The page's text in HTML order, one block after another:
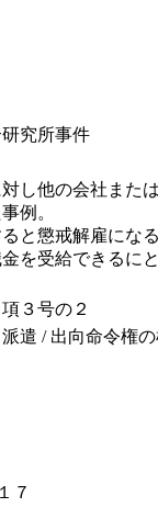
究所事件
し他の会社また
例。
と懲戒解雇にな
を受給できるに
３号の２
遣 / 出向命令権
７